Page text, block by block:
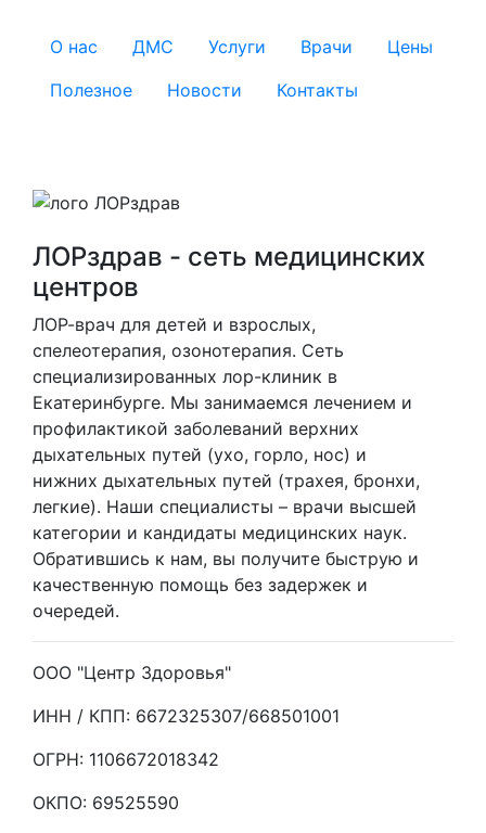
О нас ДМС Услуги Врачи
Цены
Полезное
Новости Контакты
ЛОРздрав - сеть медицинских
центров
ЛОР-врач для детей и взрослых,
спелеотерапия, озонотерапия. Cеть
специализированных лор-клиник в
Екатеринбурге. Мы занимаемся лечением и
профилактикой заболеваний верхних
дыхательных путей (ухо, горло, нос) и
нижних дыхательных путей (трахея, бронхи,
легкие). Наши специалисты – врачи высшей
категории и кандидаты медицинских наук.
Обратившись к нам, вы получите быструю и
качественную помощь без задержек и
очередей.
ООО "Центр Здоровья"
ИНН / КПП: 6672325307/668501001
ОГРН: 1106672018342
ОКПО: 69525590